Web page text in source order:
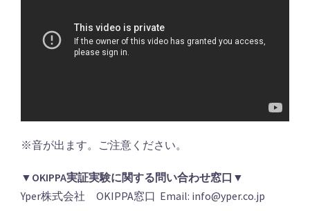
※音が出ます。ご注意ください。
▼OKIPPA実証実験に関する問い合わせ窓口▼
Yper株式会社 OKIPPA窓口 Email: info@yper.co.jp